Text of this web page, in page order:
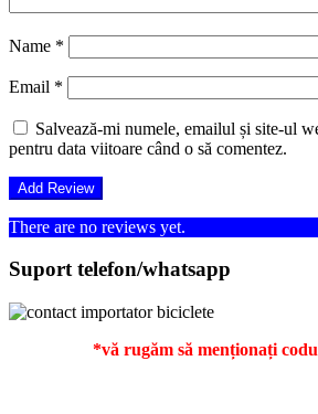
Name *
Email *
Salvează-mi numele, emailul și site-ul
pentru data viitoare când o să comentez.
There are no reviews yet.
Suport telefon/whatsapp
*vă rugăm să menționați